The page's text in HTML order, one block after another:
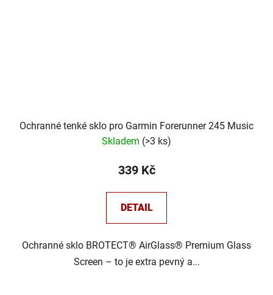
Ochranné tenké sklo pro Garmin Forerunner 245 Music
Skladem (>3 ks)
339 Kč
DETAIL
Ochranné sklo BROTECT® AirGlass® Premium Glass
Screen – to je extra pevný a...